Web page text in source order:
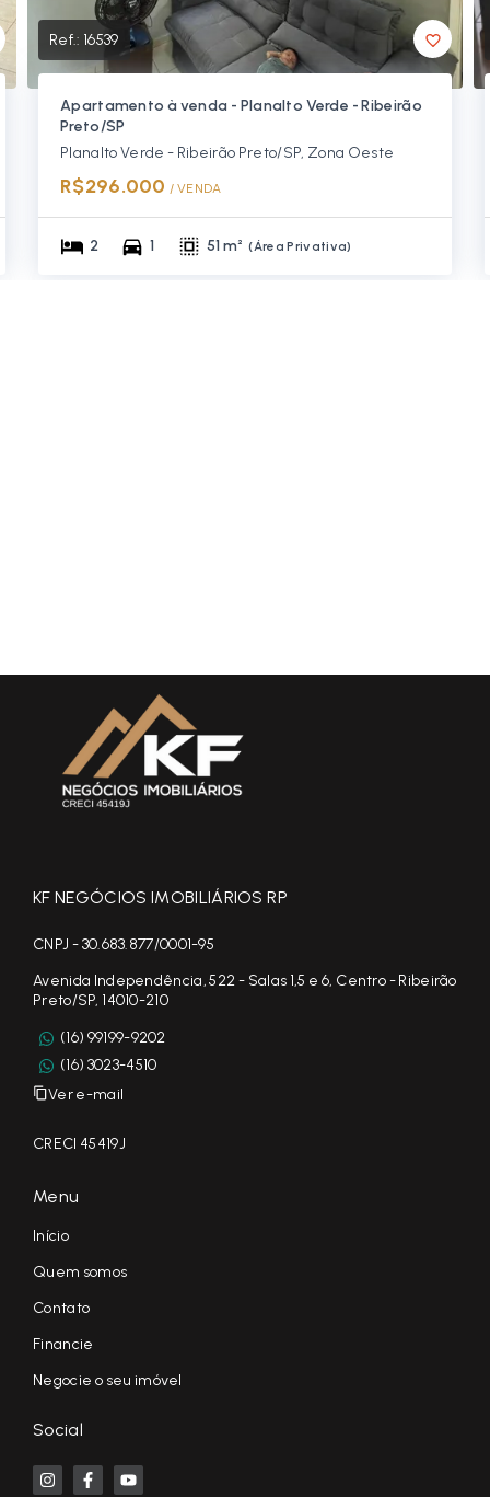
Ref.: 16539
Apartamento à venda - Planalto Verde - Ribeirão
Preto/SP
Planalto Verde - Ribeirão Preto/SP, Zona Oeste
R$296.000 / VENDA
2 1 51 m² (Área Privativa)
KF NEGÓCIOS IMOBILIÁRIOS RP
CNPJ - 30.683.877/0001-95
Avenida Independência, 522 - Salas 1,5 e 6, Centro - Ribeirão
Preto/SP, 14010-210
(16) 99199-9202
(16) 3023-4510
Ver e-mail
CRECI 45419J
Menu
Início
Quem somos
Contato
Financie
Negocie o seu imóvel
Social